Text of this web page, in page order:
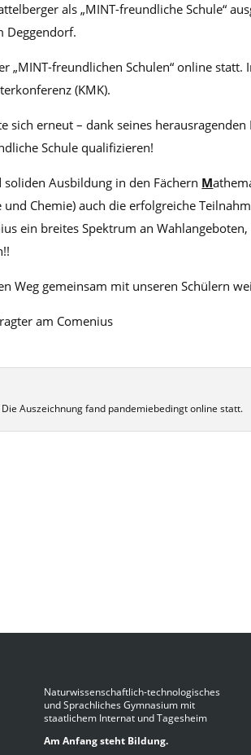
als „MINT-freundliche Schule“
Deggendorf.
„MINT-freundlichen Schulen“ online
(KMK).
sich erneut – dank seines
Schule qualifizieren!
Ausbildung in den Fächern M
Chemie) auch die erfolgreiche
ein breites Spektrum an
Weg gemeinsam mit unseren Schülern
am Comenius
Die Auszeichnung fand pandemiebedingt online statt.
Naturwissenschaftlich-technologisches
und Sprachliches Gymnasium mit
staatlichem Internat und Tagesheim
Am Anfang steht Bildung.